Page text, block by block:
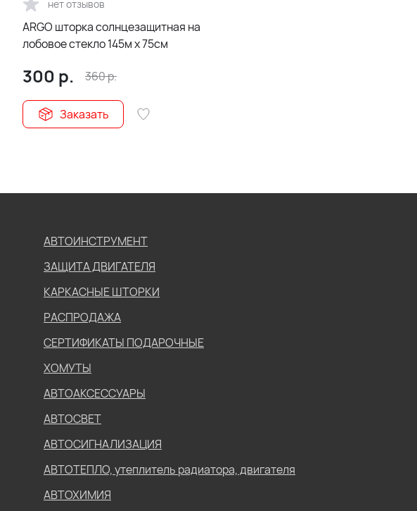
нет отзывов
ARGO шторка солнцезащитная на
лобовое стекло 145м х 75см
300 р. 360р.
Заказать
АВТОИНСТРУМЕНТ
ЗАЩИТА ДВИГАТЕЛЯ
КАРКАСНЫЕ ШТОРКИ
РАСПРОДАЖА
СЕРТИФИКАТЫ ПОДАРОЧНЫЕ
ХОМУТЫ
АВТОАКСЕССУАРЫ
АВТОСВЕТ
АВТОСИГНАЛИЗАЦИЯ
АВТОТЕПЛО, утеплитель радиатора, двигателя
АВТОХИМИЯ